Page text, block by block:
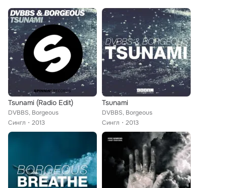
Tsunami (Radio Edit)
DVBBS, Borgeous
Сингл
2013
Tsunami
DVBBS, Borgeous
Сингл
2013